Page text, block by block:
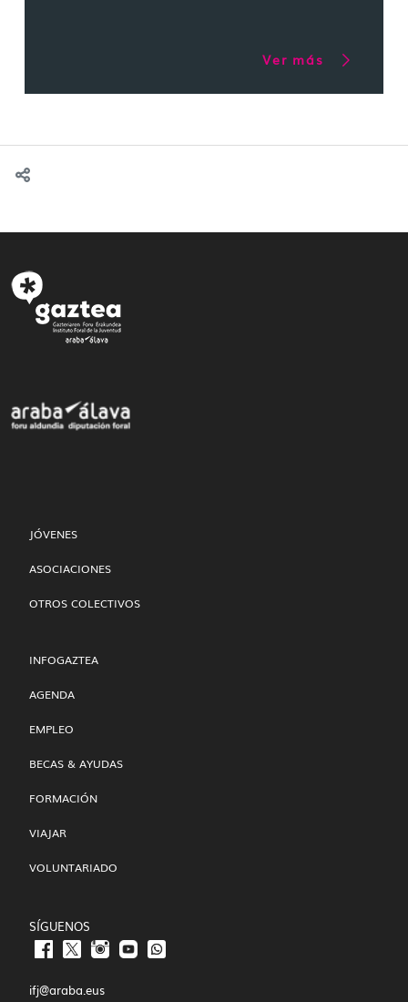
Ver más
JÓVENES
ASOCIACIONES
OTROS COLECTIVOS
INFOGAZTEA
AGENDA
EMPLEO
BECAS & AYUDAS
FORMACIÓN
VIAJAR
VOLUNTARIADO
SÍGUENOS
ifj@araba.eus